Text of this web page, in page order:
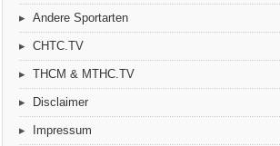
Andere Sportarten
CHTC.TV
THCM & MTHC.TV
Disclaimer
Impressum